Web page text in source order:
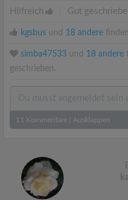
Hilfreich Gut
kgsbus und 18 andere
simba47533 und 18 andere
geschrieben.
11 Kommentare Ausklappen